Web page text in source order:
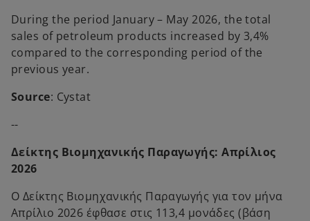
During the period January – May 2026, the total
sales of petroleum products increased by 3,4%
compared to the corresponding period of the
previous year.
Source: Cystat
--
Δείκτης Βιομηχανικής Παραγωγής: Απρίλιος
2026
Ο Δείκτης Βιομηχανικής Παραγωγής για τον μήνα
Απρίλιο 2026 έφθασε στις 113,4 μονάδες (βάση